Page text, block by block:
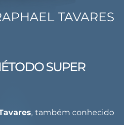
TAVARES
SUPER
, também conhecido